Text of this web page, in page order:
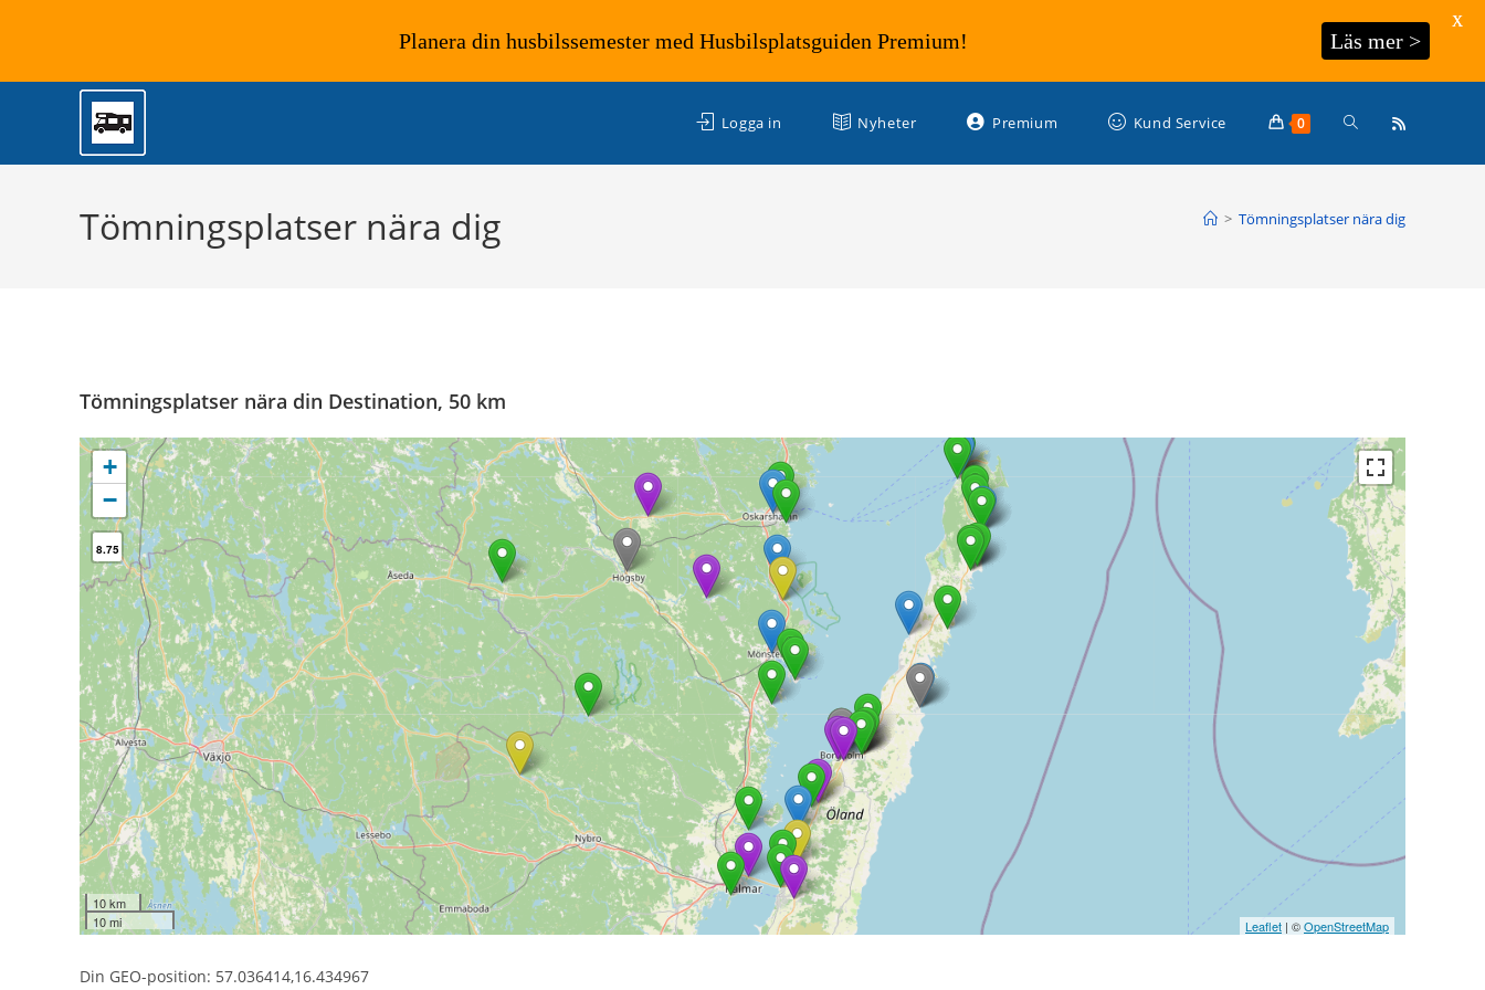
Logga in Nyheter Premium Kund Service 0 Slå
Tömningsplatser nära dig > Tömningsplatser nära dig
Tömningsplatser nära din Destination, 50 km
+
−
8.75
10 km
10 mi
Leaflet | ©OpenStreetMap
Din GEO-position: 57.036414,16.434967
Planera din husbilssemester med Husbilsplatsguiden Premium! Läs mer >
X